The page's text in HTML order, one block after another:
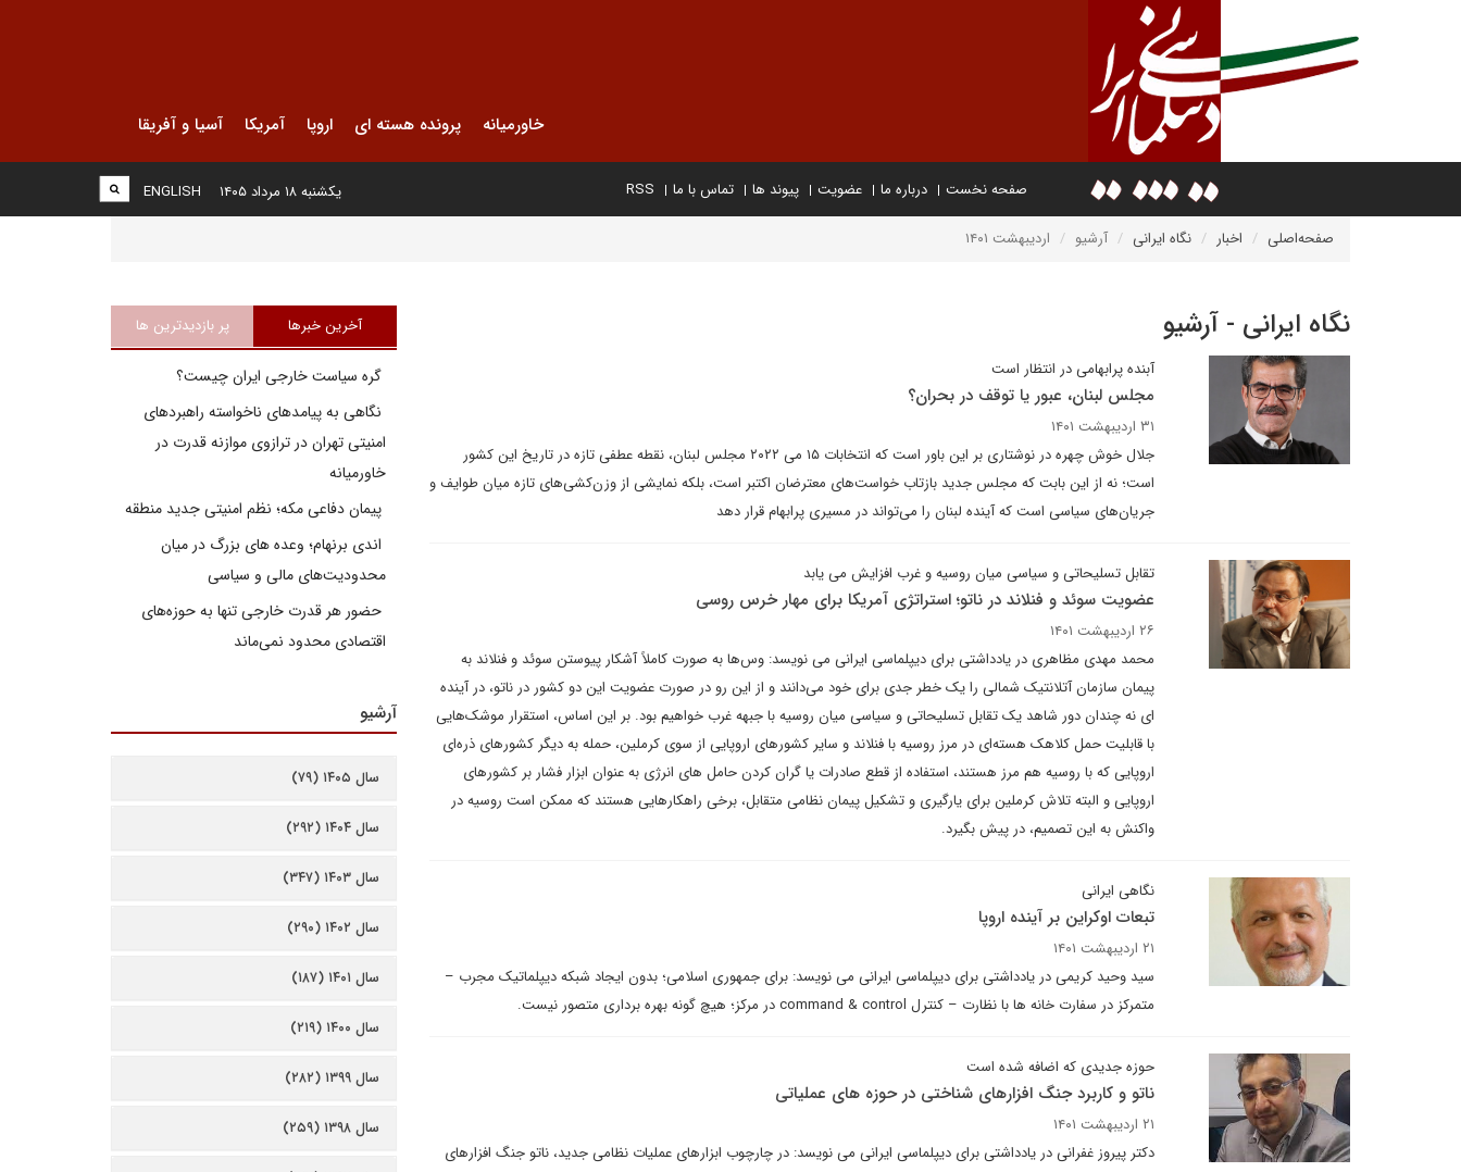
خاورمیانه پرونده هسته ای اروپا آمریکا آسیا و آفریقا
صفحه نخست درباره ما عضویت پیوند ها تماس با ما RSS
ENGLISH یکشنبه ۱۸ مرداد ۱۴۰۵
صفحه‌اصلی اخبار نگاه ایرانی آرشیو اردیبهشت ۱۴۰۱
نگاه ایرانی - آرشیو
آبنده پرابهامی در انتظار است
مجلس لبنان، عبور یا توقف در بحران؟
۳۱ اردیبهشت ۱۴۰۱
جلال خوش چهره در نوشتاری بر این باور است که انتخابات ۱۵ می ‌۲۰۲۲ مجلس لبنان، نقطه عطفی تازه‌ در تاریخ این کشور
است؛ نه از این بابت که مجلس جدید بازتاب خواست‌های معترضان اکتبر است، بلکه نمایشی از وزن‌کشی‌های تازه‌ میان طوایف و
جریان‌های سیاسی است که آینده لبنان را می‌تواند در مسیری پرابهام قرار دهد
تقابل تسلیحاتی و سیاسی میان روسیه و غرب افزایش می یابد
عضویت سوئد و فنلاند در ناتو؛ استراتژی آمریکا برای مهار خرس روسی
۲۶ اردیبهشت ۱۴۰۱
محمد مهدی مظاهری در یادداشتی برای دیپلماسی ایرانی می نویسد: وس‌ها به صورت کاملاً آشکار پیوستن سوئد و فنلاند به
پیمان سازمان آتلانتیک شمالی را یک خطر جدی برای خود می‌دانند و از این رو در صورت عضویت این دو کشور در ناتو، در آینده
ای نه چندان دور شاهد یک تقابل تسلیحاتی و سیاسی میان روسیه با جبهه غرب خواهیم بود. بر این اساس، استقرار موشک‌هایی
با قابلیت حمل کلاهک هسته‌ای در مرز روسیه با فنلاند و سایر کشورهای اروپایی از سوی کرملین، حمله به دیگر کشورهای ذره‌ای
اروپایی که با روسیه هم مرز هستند، استفاده از قطع صادرات یا گران کردن حامل های انرژی به عنوان ابزار فشار بر کشورهای
اروپایی و البته تلاش کرملین برای یارگیری و تشکیل پیمان نظامی متقابل، برخی راهکارهایی هستند که ممکن است روسیه در
واکنش به این تصمیم، در پیش بگیرد.
نگاهی ایرانی
تبعات اوکراین بر آینده اروپا
۲۱ اردیبهشت ۱۴۰۱
سید وحید کریمی در یادداشتی برای دیپلماسی ایرانی می نویسد: برای جمهوری اسلامی؛ بدون ایجاد شبکه دیپلماتیک مجرب –
متمرکز در سفارت خانه ها با نظارت – کنترل command & control در مرکز؛ هیچ گونه بهره برداری متصور نیست.
حوزه جدیدی که اضافه شده است
ناتو و کاربرد جنگ افزارهای شناختی در حوزه های عملیاتی
۲۱ اردیبهشت ۱۴۰۱
دکتر پیروز غفرانی در یادداشتی برای دیپلماسی ایرانی می نویسد: در چارچوب ابزارهای عملیات نظامی جدید، ناتو جنگ افزارهای
آخرین خبرها پر بازدیدترین ها
گره سیاست خارجی ایران چیست؟
نگاهی به پیامدهای ناخواسته راهبردهای
امنیتی تهران در ترازوی موازنه قدرت در
خاورمیانه
پیمان دفاعی مکه؛ نظم امنیتی جدید منطقه
اندی برنهام؛ وعده های بزرگ در میان
محدودیت‌های مالی و سیاسی
حضور هر قدرت خارجی تنها به حوزه‌های
اقتصادی محدود نمی‌ماند
آرشیو
سال ۱۴۰۵ (۷۹)
سال ۱۴۰۴ (۲۹۲)
سال ۱۴۰۳ (۳۴۷)
سال ۱۴۰۲ (۲۹۰)
سال ۱۴۰۱ (۱۸۷)
سال ۱۴۰۰ (۲۱۹)
سال ۱۳۹۹ (۲۸۲)
سال ۱۳۹۸ (۲۵۹)